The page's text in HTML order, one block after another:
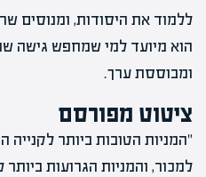
ללמוד את היסודות, ומנוסים
הוא מיועד למי שמחפש גישה
ומבוססת ערך.
ציטוט מפורסם
"המניות הטובות ביותר לקנייה
למכור, והמניות הגרועות